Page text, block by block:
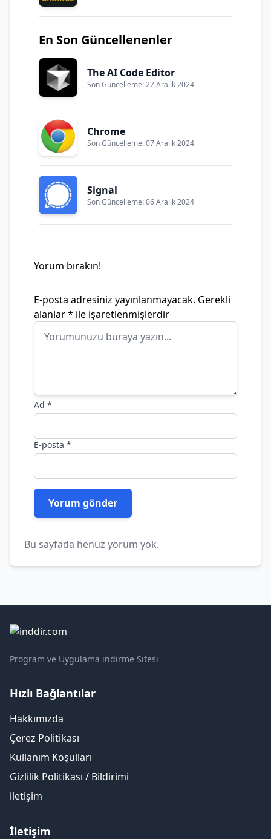
En Son Güncellenenler
The AI Code Editor
Son Güncelleme: 27 Aralık 2024
Chrome
Son Güncelleme: 07 Aralık 2024
Signal
Son Güncelleme: 06 Aralık 2024
Yorum bırakın!
E-posta adresiniz yayınlanmayacak. Gerekli
alanlar* ile işaretlenmişlerdir
Ad *
E-posta *
Bu sayfada henüz yorum yok.
Program ve Uygulama indirme Sitesi
Hızlı Bağlantılar
Hakkımızda
Çerez Politikası
Kullanım Koşulları
Gizlilik Politikası / Bildirimi
iletişim
İletişim